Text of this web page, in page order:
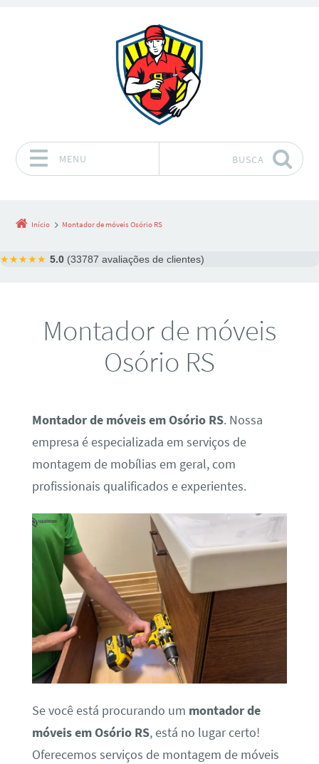
MENU BUSCA
Início Montador de móveis Osório RS
★★★★★ 5.0 (33787 avaliações de clientes)
Montador de móveis
Osório RS
Montador de móveis em Osório RS. Nossa
empresa é especializada em serviços de
montagem de mobílias em geral, com
profissionais qualificados e experientes.
Se você está procurando um montador de
móveis em Osório RS, está no lugar certo!
Oferecemos serviços de montagem de móveis